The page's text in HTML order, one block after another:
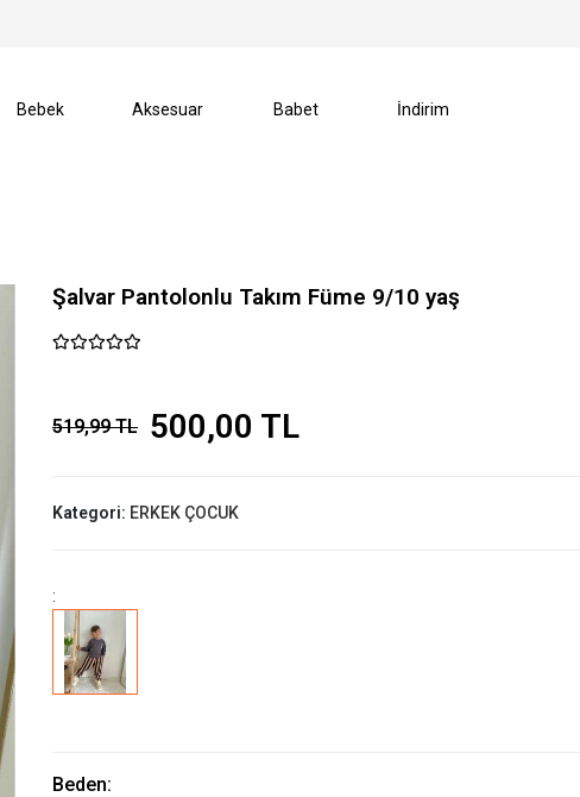
SEZON SONU %70’e
Bebek Aksesuar Babet İndirim
Şalvar Pantolonlu Takım Füme 9/10 yaş
519,99 TL 500,00 TL
Kategori: ERKEK ÇOCUK
:
Beden: